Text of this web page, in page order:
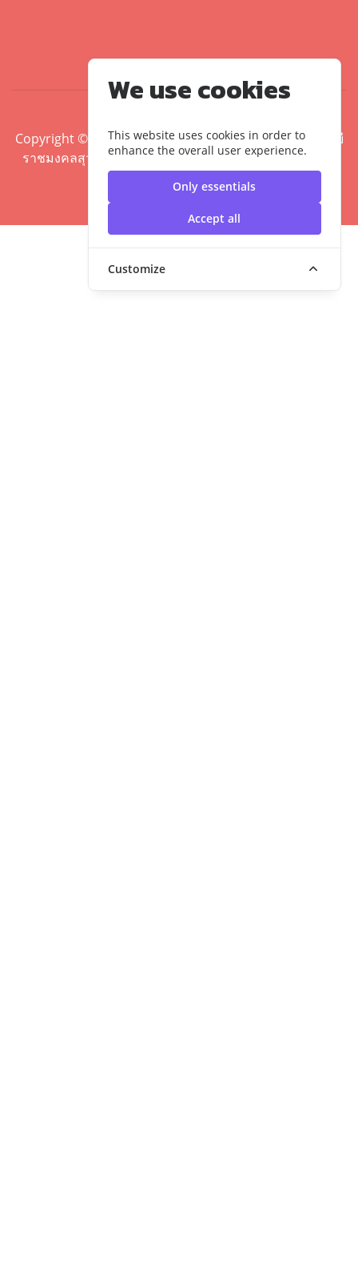
We use cookies
This website uses cookies in order to
enhance the overall user experience.
Only essentials
Accept all
Customize
Copyright ©2020 คณะศิลปศาสตร์ มหาวิทยาลัยเทคโนโลยี
ราชมงคลสุวรรณภูมิ | มหาวิทยาลัยเทคโนโลยีราชมงคล